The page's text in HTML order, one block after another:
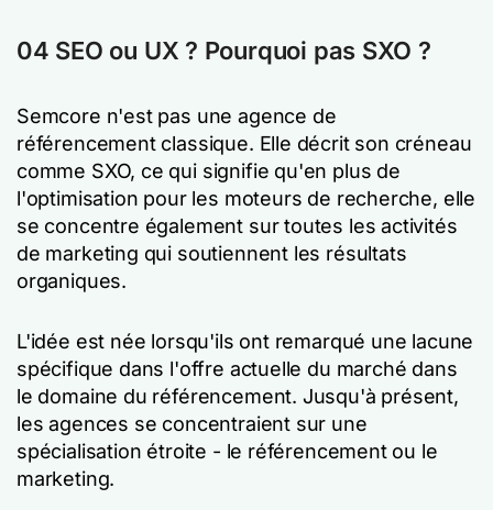
04 SEO ou UX ? Pourquoi pas SXO ?
Semcore n'est pas une agence de
référencement classique. Elle décrit son créneau
comme SXO, ce qui signifie qu'en plus de
l'optimisation pour les moteurs de recherche, elle
se concentre également sur toutes les activités
de marketing qui soutiennent les résultats
organiques.
L'idée est née lorsqu'ils ont remarqué une lacune
spécifique dans l'offre actuelle du marché dans
le domaine du référencement. Jusqu'à présent,
les agences se concentraient sur une
spécialisation étroite - le référencement ou le
marketing.